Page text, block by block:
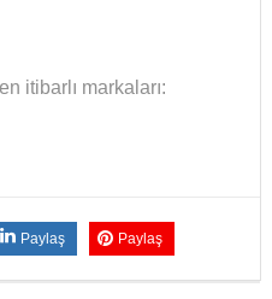
itibarlı markaları:
Paylaş Paylaş